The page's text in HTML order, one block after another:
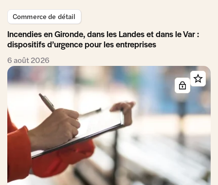
Commerce de détail
Incendies en Gironde, dans les Landes et dans le Var :
dispositifs d’urgence pour les entreprises
6 août 2026